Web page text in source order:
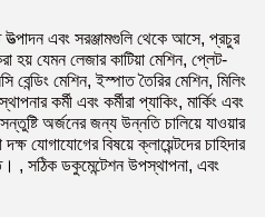
এবং সরঞ্জামগুলি থেকে আসে, প্রচুর
হয় যেমন লেজার কাটিয়া মেশিন, প্লেট-
বেন্ডিং মেশিন, ইস্পাত তৈরির মেশিন, মিলিং
কর্মী এবং কর্মীরা প্যাকিং, মার্কিং এবং
অর্জনের জন্য উন্নতি চালিয়ে যাওয়ার
যোগাযোগের বিষয়ে ক্লায়েন্টদের চাহিদার
, সঠিক ডকুমেন্টেশন উপস্থাপনা, এবং